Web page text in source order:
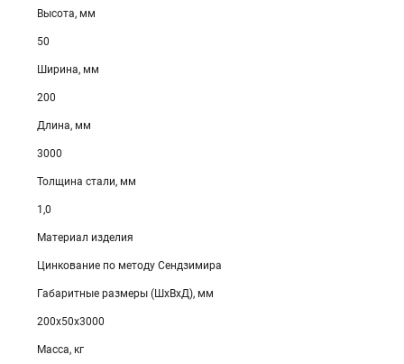
Высота, мм
50
Ширина, мм
200
Длина, мм
3000
Толщина стали, мм
1,0
Материал изделия
Цинкование по методу Сендзимира
Габаритные размеры (ШхВхД), мм
200х50х3000
Масса, кг